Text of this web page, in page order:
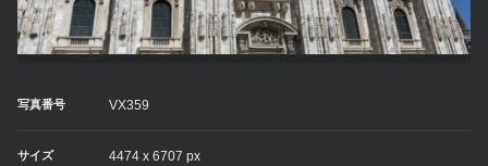
写真番号 VX359
サイズ 4474 x 6707 px